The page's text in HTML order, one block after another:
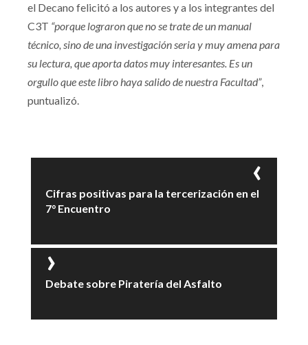
el Decano felicitó a los autores y a los integrantes del
C3T “porque lograron que no se trate de un manual
técnico, sino de una investigación seria y muy amena para
su lectura, que aporta datos muy interesantes. Es un
orgullo que este libro haya salido de nuestra Facultad”,
puntualizó.
Cifras positivas para la tercerización en el
7° Encuentro
Debate sobre Piratería del Asfalto